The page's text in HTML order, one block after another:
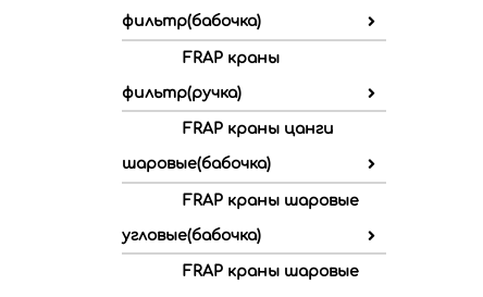
фильтр(бабочка)
FRAP краны
фильтр(ручка)
FRAP краны цанги
шаровые(бабочка)
FRAP краны шаровые
угловые(бабочка)
FRAP краны шаровые